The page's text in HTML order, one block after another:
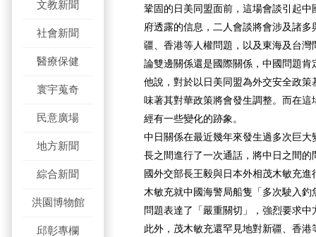
文教新聞
社會新聞
醫療保健
寰宇蒐奇
民意廣場
地方新聞
綜合新聞
洪園博物館
邱彰專欄
鞏固的日美同盟面前，這場會談引起
府透露的信息，二人會談將會涉及諸
疆、香港等人權問題，以及東海及台
論雙邊關係還是國際關係，中國問題肯
他說，對於以日美同盟為外交安全政
味著其對華政策將會發生調整。而在
經有一些變化的跡象。
中日關係在最近幾年來發生過多次巨
長之間進行了一次通話，將中日之間的
國外交部長王毅與日本外相茂木敏充
木敏充就中國海警局船隻「多次駛入
問題表達了「嚴重關切」，強烈要求
此外，茂木敏充還罕見地對新疆、香